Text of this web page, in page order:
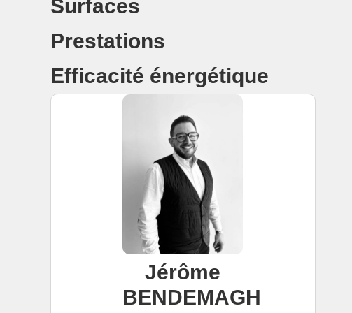
Surfaces
Prestations
Efficacité énergétique
Jérôme
BENDEMAGH